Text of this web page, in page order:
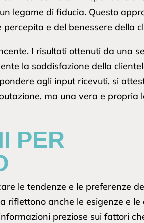
legame di fiducia. Questo
e del benessere della
I risultati ottenuti da una
la soddisfazione della
agli input ricevuti, si
ma una vera e propria
PER
le tendenze e le preferenze
riflettono anche le esigenze e
preziose sui fattori